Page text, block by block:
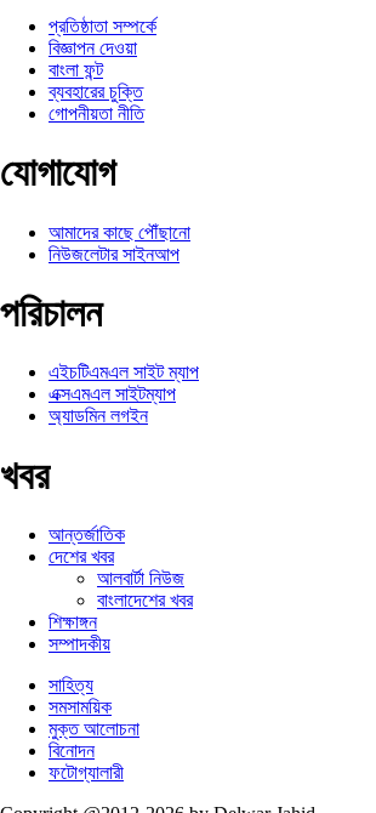
প্রতিষ্ঠাতা সম্পর্কে
বিজ্ঞাপন দেওয়া
বাংলা ফন্ট
ব্যবহারের চুক্তি
গোপনীয়তা নীতি
যোগাযোগ
আমাদের কাছে পৌঁছানো
নিউজলেটার সাইনআপ
পরিচালন
এইচটিএমএল সাইট ম্যাপ
এক্সএমএল সাইটম্যাপ
অ্যাডমিন লগইন
খবর
আন্তর্জাতিক
দেশের খবর
আলবার্টা নিউজ
বাংলাদেশের খবর
শিক্ষাঙ্গন
সম্পাদকীয়
সাহিত্য
সমসাময়িক
মুক্ত আলোচনা
বিনোদন
ফটোগ্যালারী